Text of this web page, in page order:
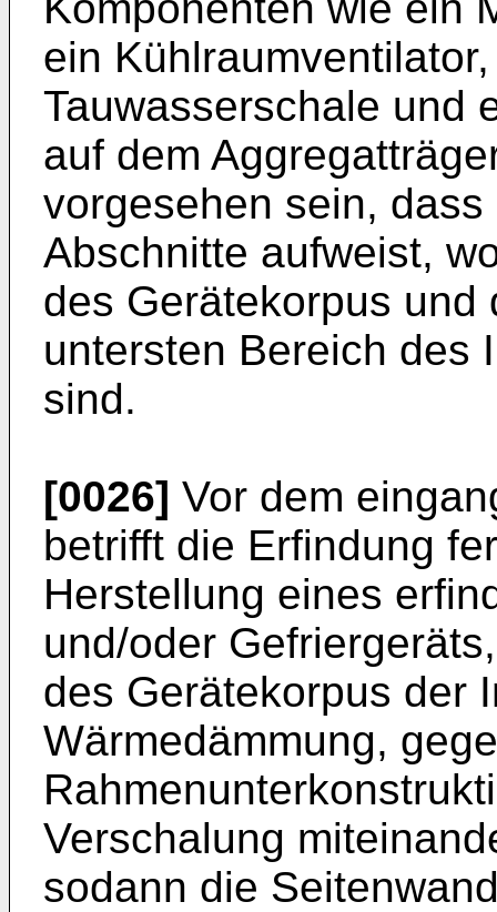
ein
Tauwasserschale und
auf dem
vorgesehen sein,
Abschnitte aufweist,
des Gerätekorpus und
untersten Bereich des
sind.
[0026] Vor dem
betrifft die Erfindung
Herstellung eines
und/oder
des Gerätekorpus der
Wärmedämmung,
Verschalung
sodann die